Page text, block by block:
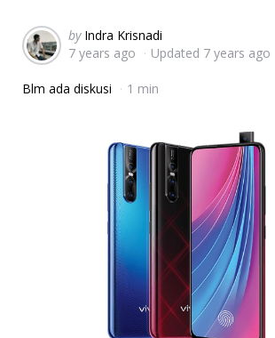
Posted
by
by Indra Krisnadi
7 years ago
Updated 7 years ago
Blm ada diskusi 1 min